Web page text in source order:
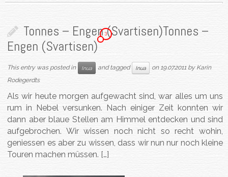
Tonnes – Engen (Svartisen)Tonnes –
Engen (Svartisen)
3
This entry was posted in Inua and tagged Inua on 19.07.2011 by Karin
Rodegerdts
Als wir heute morgen aufgewacht sind, war alles um uns
rum in Nebel versunken. Nach einiger Zeit konnten wir
dann aber blaue Stellen am Himmel entdecken und sind
aufgebrochen. Wir wissen noch nicht so recht wohin,
geniessen es aber zu wissen, dass wir nun nur noch kleine
Touren machen müssen. […]